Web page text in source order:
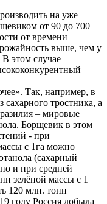
на уже
от 90 до 700
от времени
выше, чем у
этом случае
Так, например, в
тростника, а
– мировые
Борщевик в этом
- при
с 1га можно
(сахарный
и при средней
зелёной массы с 1
120 млн. тонн
году Россия добыла